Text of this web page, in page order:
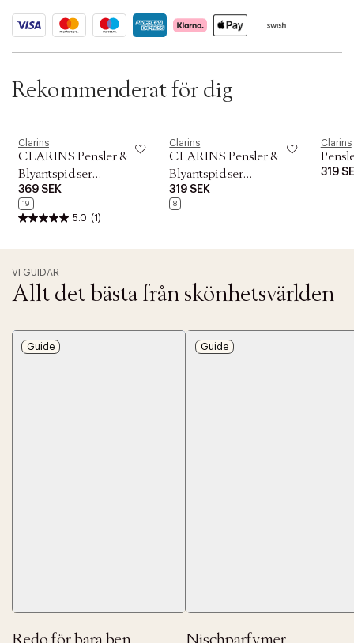
Rekommenderat för dig
Clarins
CLARINS Pensler &
Blyantspidser
Foundation brush
369 SEK
19
5.0 (1)
Clarins
CLARINS Pensler &
Blyantspidser
Eyeshadow brush
319 SEK
8
Clarins
319
VI GUIDAR
Allt det bästa från skönhetsvärlden
Guide
Redo för bara ben
Guide
Nischparfymer